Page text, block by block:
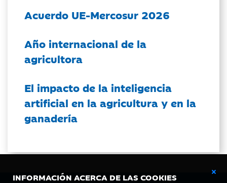
INFORMACIÓN ACERCA DE LAS COOKIES
Acuerdo UE-Mercosur 2026
Año internacional de la
agricultora
El impacto de la inteligencia
artificial en la agricultura y en la
ganadería